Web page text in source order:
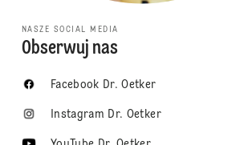
NASZE SOCIAL MEDIA
Obserwuj nas
Facebook Dr. Oetker
Instagram Dr. Oetker